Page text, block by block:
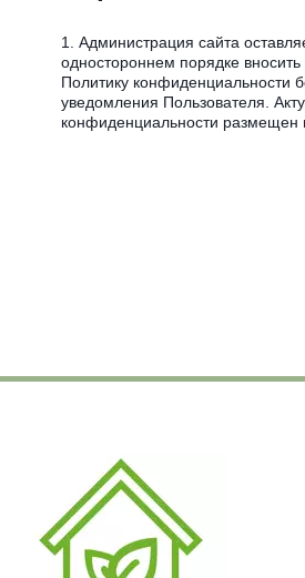
Администрация сайта
одностороннем порядке
Политику конфиденциальности
уведомления Пользователя.
конфиденциальности размещен